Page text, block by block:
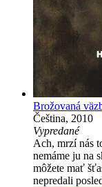
Brožovaná
Čeština, 2010
Vypredané
Ach, mrzí nás
nemáme ju na
môžete mať
nepredali